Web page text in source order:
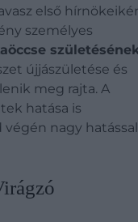
első
személyes
újjászületése és
meg rajta. A
hatása is
végén nagy hatással